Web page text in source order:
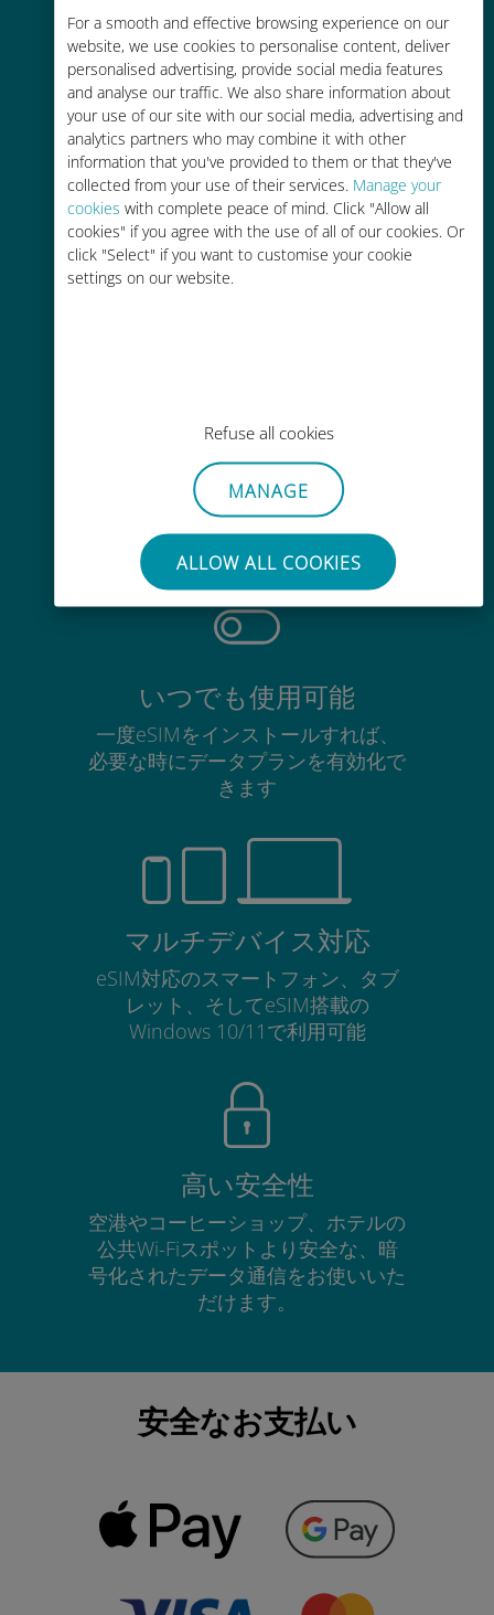
For a smooth and effective browsing experience on our
website, we use cookies to personalise content, deliver
personalised advertising, provide social media features
and analyse our traffic. We also share information about
your use of our site with our social media, advertising and
analytics partners who may combine it with other
information that you've provided to them or that they've
collected from your use of their services. Manage your
cookies with complete peace of mind. Click "Allow all
cookies" if you agree with the use of all of our cookies. Or
click "Select" if you want to customise your cookie
settings on our website.
Refuse all cookies
MANAGE
ALLOW ALL COOKIES
お客様が普段お使いのキャリアでロ
ーミングサービスを使った場合に比
べて最大で90％の節約が可能です。
かんたん追加購入
Wi-Fiやデータ残量がなくても、
手間いらず
使用中のSIMカードを抜き差しする
必要はありません
いつでも使用可能
一度eSIMをインストールすれば、
必要な時にデータプランを有効化で
きます
マルチデバイス対応
eSIM対応のスマートフォン、タブ
レット、そしてeSIM搭載の
Windows 10/11で利用可能
高い安全性
空港やコーヒーショップ、ホテルの
公共Wi-Fiスポットより安全な、暗
号化されたデータ通信をお使いいた
だけます。
安全なお支払い